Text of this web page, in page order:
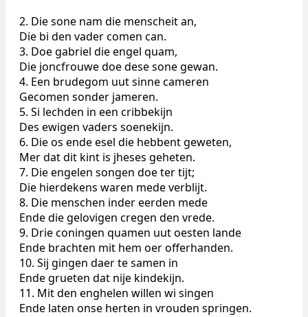
2. Die sone nam die menscheit an,
Die bi den vader comen can.
3. Doe gabriel die engel quam,
Die joncfrouwe doe dese sone gewan.
4. Een brudegom uut sinne cameren
Gecomen sonder jameren.
5. Si lechden in een cribbekijn
Des ewigen vaders soenekijn.
6. Die os ende esel die hebbent geweten,
Mer dat dit kint is jheses geheten.
7. Die engelen songen doe ter tijt;
Die hierdekens waren mede verblijt.
8. Die menschen inder eerden mede
Ende die gelovigen cregen den vrede.
9. Drie coningen quamen uut oesten lande
Ende brachten mit hem oer offerhanden.
10. Sij gingen daer te samen in
Ende grueten dat nije kindekijn.
11. Mit den enghelen willen wi singen
Ende laten onse herten in vrouden springen.